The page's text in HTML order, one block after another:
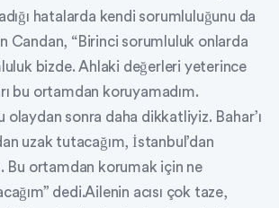
hatalarda kendi sorumluluğunu da
Candan, “Birinci sorumluluk onlarda
bizde. Ahlaki değerleri yeterince
bu ortamdan koruyamadım.
olaydan sonra daha dikkatliyiz. Bahar’ı
uzak tutacağım, İstanbul’dan
Bu ortamdan korumak için ne
dedi.Ailenin acısı çok taze,